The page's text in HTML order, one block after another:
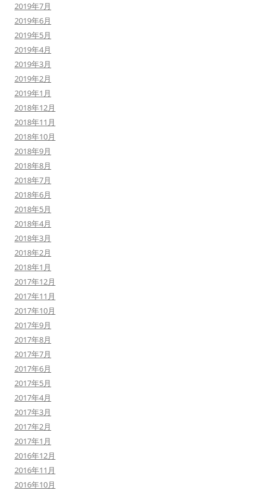
2019年7月
2019年6月
2019年5月
2019年4月
2019年3月
2019年2月
2019年1月
2018年12月
2018年11月
2018年10月
2018年9月
2018年8月
2018年7月
2018年6月
2018年5月
2018年4月
2018年3月
2018年2月
2018年1月
2017年12月
2017年11月
2017年10月
2017年9月
2017年8月
2017年7月
2017年6月
2017年5月
2017年4月
2017年3月
2017年2月
2017年1月
2016年12月
2016年11月
2016年10月